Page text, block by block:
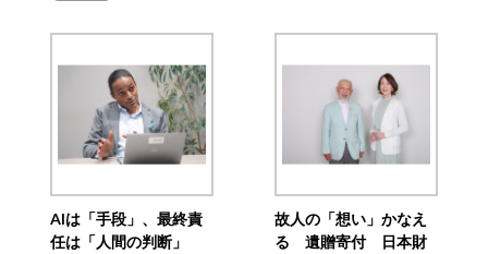
AIは「手段」、最終責
任は「人間の判断」
故人の「想い」かなえ
る 遺贈寄付 日本財